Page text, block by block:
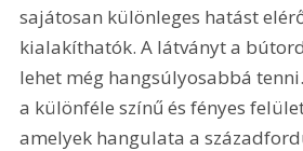
sajátosan különleges hatást
kialakíthatók. A látványt a
lehet még hangsúlyosabbá
a különféle színű és fényes
amelyek hangulata a